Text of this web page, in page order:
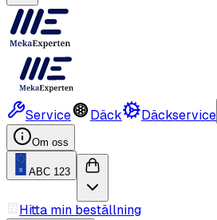
Service Däck Däckservice
Om oss
ABC 123
Hitta min beställning